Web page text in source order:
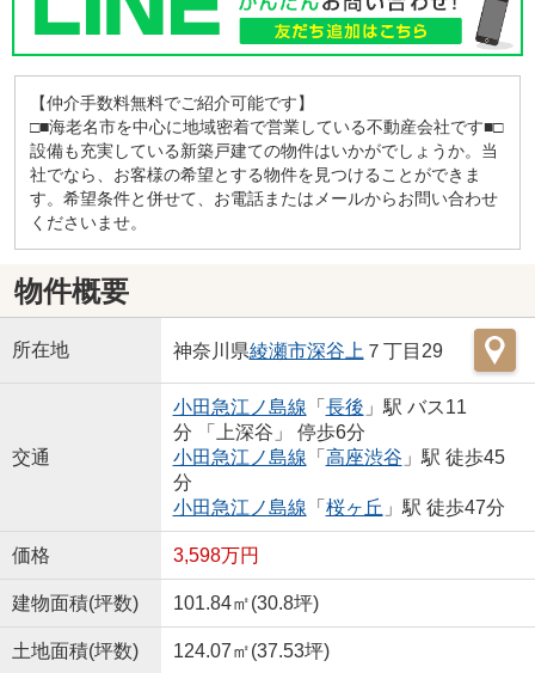
【仲介手数料無料でご紹介可能です】
□■海老名市を中心に地域密着で営業している不動産会社です■□
設備も充実している新築戸建ての物件はいかがでしょうか。当
社でなら、お客様の希望とする物件を見つけることができま
す。希望条件と併せて、お電話またはメールからお問い合わせ
くださいませ。
物件概要
所在地 神奈川県綾瀬市深谷上 ７丁目29
交通
小田急江ノ島線 「 長後 」駅 バス11
分 「上深谷」 停歩6分
小田急江ノ島線 「 高座渋谷 」駅 徒歩45
分
小田急江ノ島線 「 桜ヶ丘 」駅 徒歩47分
価格 3,598万円
建物面積(坪数) 101.84㎡(30.8坪)
土地面積(坪数) 124.07㎡(37.53坪)